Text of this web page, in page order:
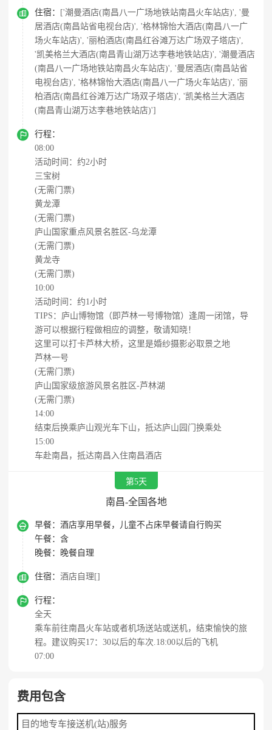
 住宿：
['潮曼酒店(南昌八一广场地铁站南昌火车站店)', '曼
居酒店(南昌站省电视台店)', '格林锦怡大酒店(南昌八一广
场火车站店)', '丽柏酒店(南昌红谷滩万达广场双子塔店)',
'凯美格兰大酒店(南昌青山湖万达李巷地铁站店)', '潮曼酒店
(南昌八一广场地铁站南昌火车站店)', '曼居酒店(南昌站省
电视台店)', '格林锦怡大酒店(南昌八一广场火车站店)', '丽
柏酒店(南昌红谷滩万达广场双子塔店)', '凯美格兰大酒店
(南昌青山湖万达李巷地铁站店)']

行程：
08:00
活动时间：约2小时
三宝树
(无需门票)
黄龙潭
(无需门票)
庐山国家重点风景名胜区-乌龙潭
(无需门票)
黄龙寺
(无需门票)
10:00
活动时间：约1小时
TIPS：庐山博物馆（即芦林一号博物馆）逢周一闭馆，导
游可以根据行程做相应的调整，敬请知晓！
这里可以打卡芦林大桥，这里是婚纱摄影必取景之地
芦林一号
(无需门票)
庐山国家级旅游风景名胜区-芦林湖
(无需门票)
14:00
结束后换乘庐山观光车下山，抵达庐山园门换乘处
15:00
车赴南昌，抵达南昌入住南昌酒店
第5天
南昌-全国各地
 早餐： 酒店享用早餐，儿童不占床早餐请自行购买
午餐： 含
晚餐：
晚餐自理
 住宿： 酒店自理[]

行程：
全天
乘车前往南昌火车站或者机场送站或送机，结束愉快的旅
程。建议购买17：30以后的车次.18:00以后的飞机
07:00
费用包含
目的地专车接送机(站)服务